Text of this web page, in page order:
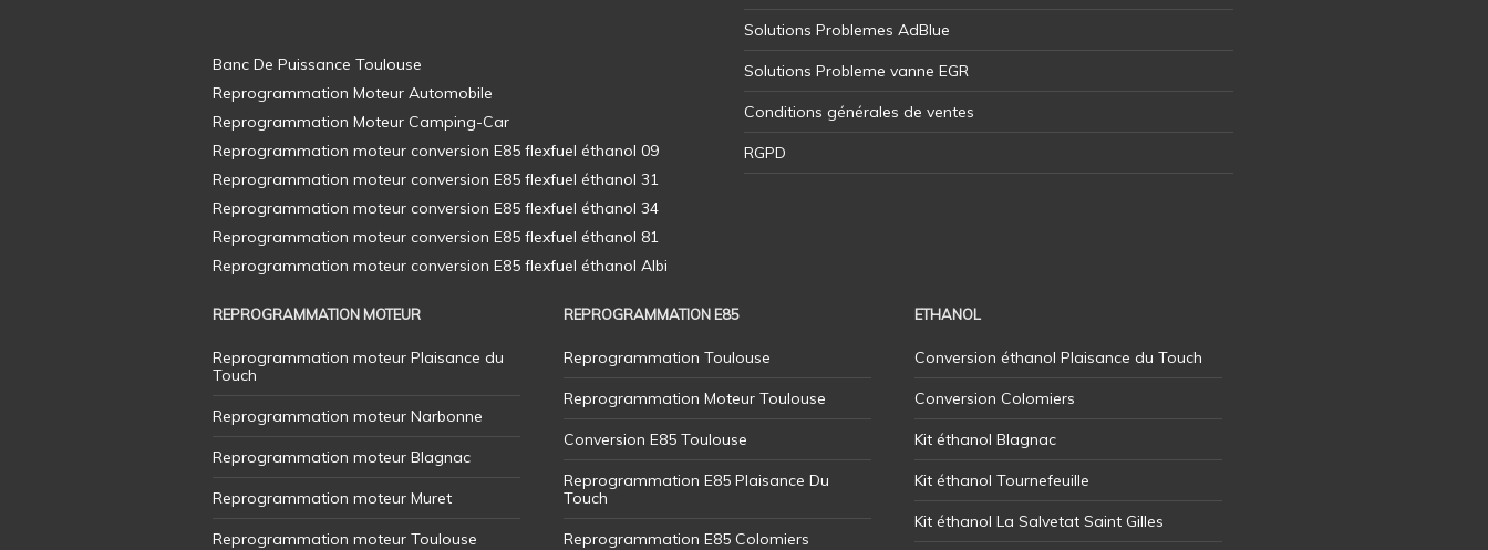
Solutions Problemes AdBlue
Solutions Probleme vanne EGR
Conditions générales de ventes
RGPD
REPROGRAMMATION MOTEUR
Reprogrammation moteur Plaisance du
Touch
Reprogrammation moteur Narbonne
Reprogrammation moteur Blagnac
Reprogrammation moteur Muret
Reprogrammation moteur Toulouse
REPROGRAMMATION E85
Reprogrammation Toulouse
Reprogrammation Moteur Toulouse
Conversion E85 Toulouse
Reprogrammation E85 Plaisance Du
Touch
Reprogrammation E85 Colomiers
ETHANOL
Conversion éthanol Plaisance du Touch
Conversion Colomiers
Kit éthanol Blagnac
Kit éthanol Tournefeuille
Kit éthanol La Salvetat Saint Gilles
Banc De Puissance Toulouse
Reprogrammation Moteur Automobile
Reprogrammation Moteur Camping-Car
Reprogrammation moteur conversion E85 flexfuel éthanol 09
Reprogrammation moteur conversion E85 flexfuel éthanol 31
Reprogrammation moteur conversion E85 flexfuel éthanol 34
Reprogrammation moteur conversion E85 flexfuel éthanol 81
Reprogrammation moteur conversion E85 flexfuel éthanol Albi